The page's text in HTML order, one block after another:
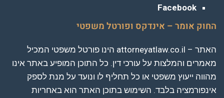
Facebook
החוק אומר – אינדקס ופורטל משפטי
האתר – attorneyatlaw.co.il הינו פורטל משפטי המכיל
מאמרים והמלצות על עורכי דין. כל התוכן המופיע באתר אינו
מהווה ייעוץ משפטי או כל תחליף לו ונועד על מנת לספק
אינפורמציה בלבד. השימוש בתוכן האתר הוא באחריות